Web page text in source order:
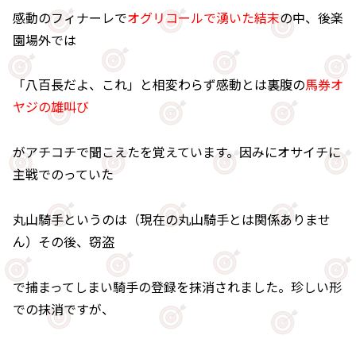
感動のフィナーレでオグリコールで湧いた結末の中、後楽
園場外では
「八百長だよ、これ」と相変わらず感動とは裏腹の馬券オ
ヤジの雄叫び
がアチコチで聞こえたを覚えています。因みにオサイチに
主戦でのっていた
丸山騎手というのは（現在の丸山騎手とは関係ありませ
ん）その後、窃盗
で捕まってしまい騎手の登録を抹消されました。珍しい形
での抹消ですが、